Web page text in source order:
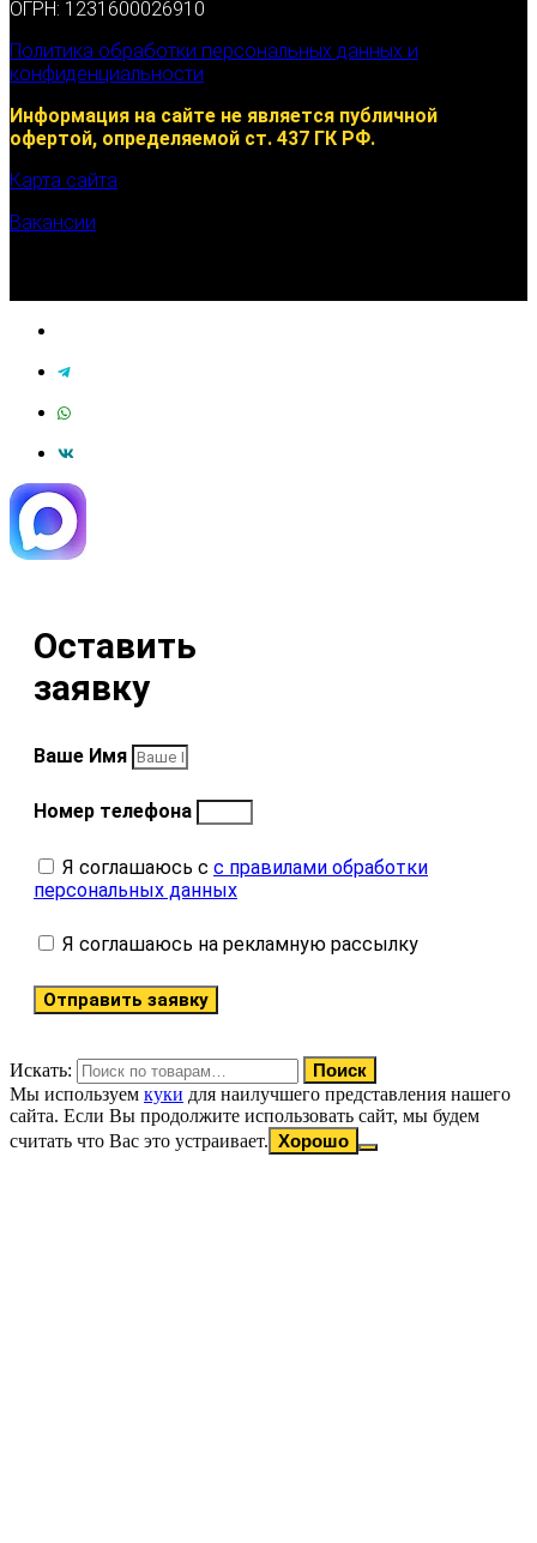
ОГРН: 1231600026910
Политика обработки персональных данных и
конфиденциальности
Информация на сайте не является публичной
офертой, определяемой ст. 437 ГК РФ.
Карта сайта
Вакансии
Оставить
заявку
Ваше Имя
Номер телефона
Я соглашаюсь с с правилами обработки
персональных данных
Я соглашаюсь на рекламную рассылку
Отправить заявку
Искать:
Поиск
Мы используем куки для наилучшего представления нашего
сайта. Если Вы продолжите использовать сайт, мы будем
считать что Вас это устраивает. Хорошо